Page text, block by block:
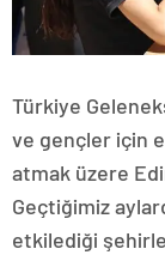
Türkiye
ve gençler için
atmak üzere
Geçtiğimiz
etkilediği